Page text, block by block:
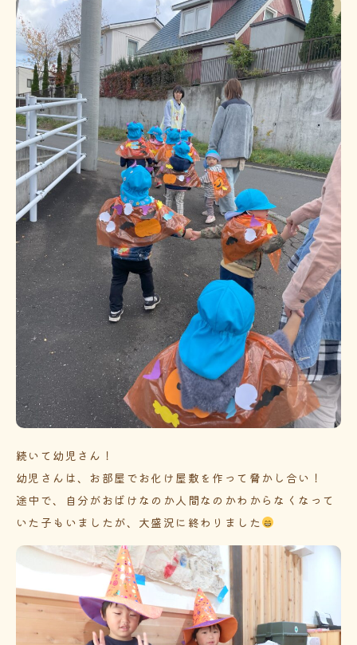
続いて幼児さん！
幼児さんは、お部屋でお化け屋敷を作って脅かし合い！
途中で、自分がおばけなのか人間なのかわからなくなって
いた子もいましたが、大盛況に終わりました